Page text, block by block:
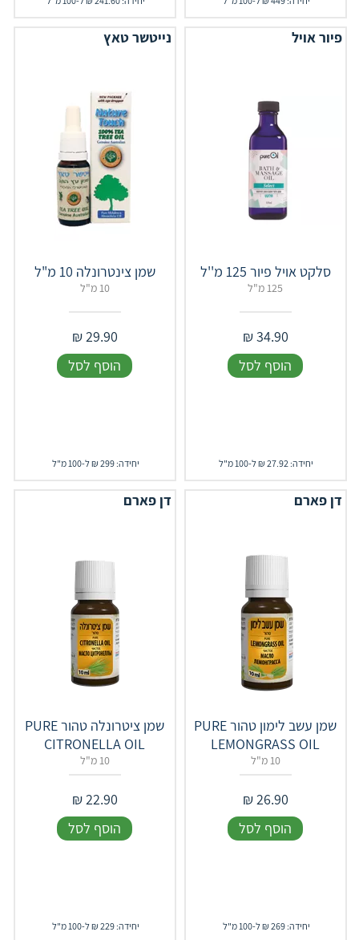
פיור אויל
‎‎סלקט‎ ‎אויל‎ ‎פיור 125 מ''ל
125 מ"ל
34.90
₪
הוסף לסל
יחידה: 27.92 ₪ ל-100 מ"ל
נייטשר טאץ
שמן צינטרונלה 10 מ"ל
10 מ"ל
29.90
₪
הוסף לסל
יחידה: 299 ₪ ל-100 מ"ל
דן פארם
‎שמן עשב לימון טהור PURE
LEMONGRASS OIL
10 מ"ל
26.90
₪
הוסף לסל
יחידה: 269 ₪ ל-100 מ"ל
דן פארם
‎שמן ציטרונלה טהור PURE
CITRONELLA OIL
10 מ"ל
22.90
₪
הוסף לסל
יחידה: 229 ₪ ל-100 מ"ל